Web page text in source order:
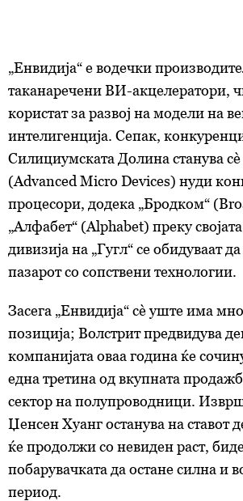
„Енвидија“ е водечки
таканаречени ВИ-акцелератори,
користат за развој на модели на
интелигенција. Сепак,
Силициумската Долина станува
(Advanced Micro Devices) нуди
процесори, додека „Бродком“
„Алфабет“ (Alphabet) преку својата
дивизија на „Гугл“ се обидуваат да
пазарот со сопствени технологии.
Засега „Енвидија“ сè уште има
позиција; Волстрит предвидува
компанијата оваа година ќе
една третина од вкупната
сектор на полупроводници.
Џенсен Хуанг останува на ставот
ќе продолжи со невиден раст,
побарувачката да остане силна и
период.